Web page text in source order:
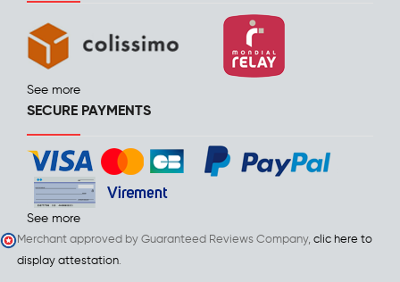
See more
SECURE PAYMENTS
See more
Merchant approved by Guaranteed Reviews Company, clic here to
display attestation.